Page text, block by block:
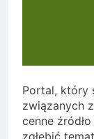
Portal, który
związanych
cenne